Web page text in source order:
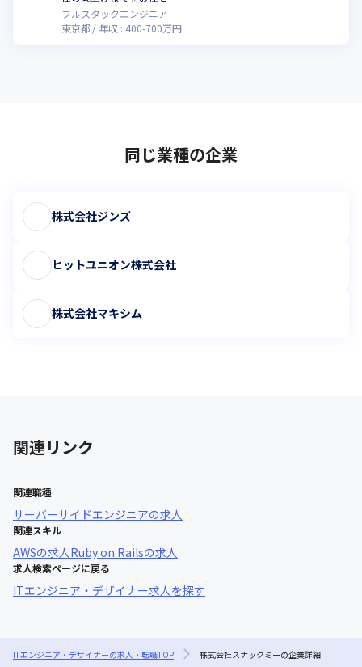
フルスタックエンジニア
東京都
年収 : 400-700万円
同じ業種の企業
株式会社ジンズ
ヒットユニオン株式会社
株式会社マキシム
関連リンク
関連職種
サーバーサイドエンジニアの求人
関連スキル
AWSの求人 Ruby on Railsの求人
求人検索ページに戻る
ITエンジニア・デザイナー求人を探す
ITエンジニア・デザイナーの求人・転職TOP 株式会社スナックミーの企業詳細